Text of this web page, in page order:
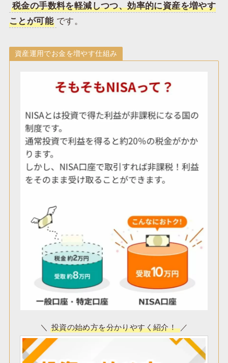
税金の手数料を軽減しつつ、効率的に資産を増やす
ことが可能 です。
資産運用でお金を増やす仕組み
＼ 投資の始め方を分かりやすく紹介！／